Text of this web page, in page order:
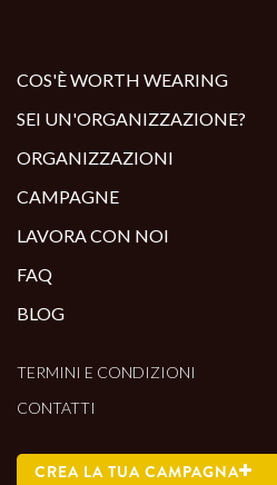
COS'È WORTH WEARING
SEI UN'ORGANIZZAZIONE?
ORGANIZZAZIONI
CAMPAGNE
LAVORA CON NOI
FAQ
BLOG
TERMINI E CONDIZIONI
CONTATTI
CREA LA TUA CAMPAGNA